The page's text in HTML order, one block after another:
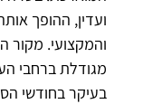
ועדין, ההופך
והמקצועי. מקור
מגודלת ברחבי
בעיקר בחודשי